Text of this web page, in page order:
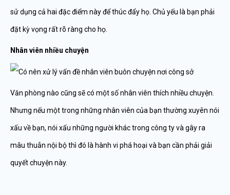
sử dụng cả hai đặc điểm này để thúc đẩy họ. Chủ yếu là bạn phải
đặt kỳ vọng rất rõ ràng cho họ.
Nhân viên nhiều chuyện
Văn phòng nào cũng sẽ có một số nhân viên thích nhiều chuyện.
Nhưng nếu một trong những nhân viên của bạn thường xuyên nói
xấu về bạn, nói xấu những người khác trong công ty và gây ra
mâu thuẫn nội bộ thì đó là hành vi phá hoại và bạn cần phải giải
quyết chuyện này.